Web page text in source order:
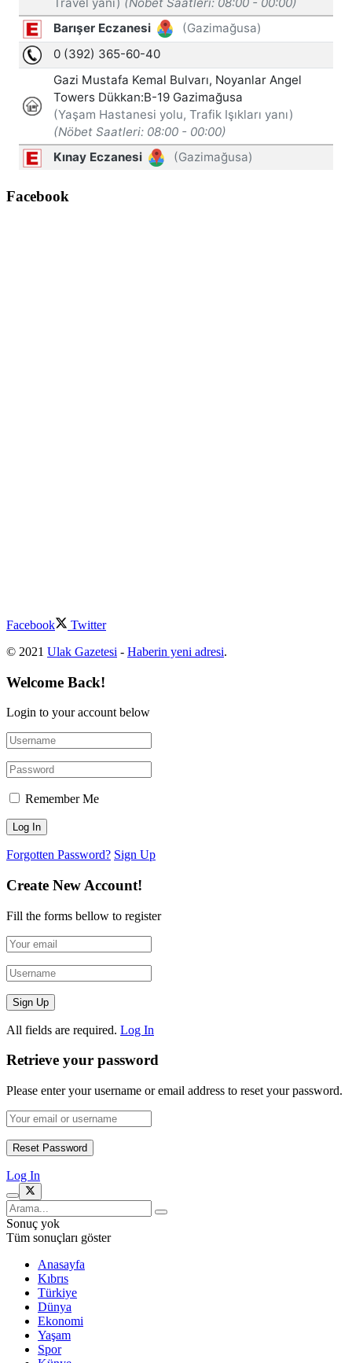
Facebook
Facebook
Twitter
© 2021 Ulak Gazetesi - Haberin yeni adresi.
Welcome Back!
Login to your account below
Remember Me
Forgotten Password? Sign Up
Create New Account!
Fill the forms bellow to register
All fields are required. Log In
Retrieve your password
Please enter your username or email address to reset your password.
Log In
Sonuç yok
Tüm sonuçları göster
Anasayfa
Kıbrıs
Türkiye
Dünya
Ekonomi
Yaşam
Spor